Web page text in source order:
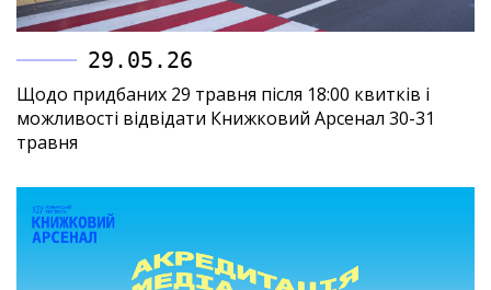
29.05.26
Щодо придбаних 29 травня після 18:00 квитків і
можливості відвідати Книжковий Арсенал 30-31
травня